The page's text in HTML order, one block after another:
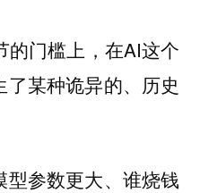
的门槛上，在AI这个
某种诡异的、历史
型参数更大、谁烧钱